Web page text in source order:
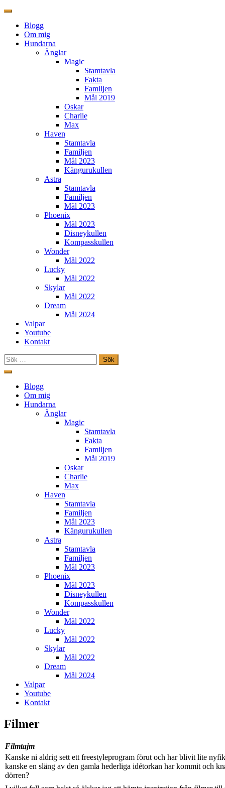
Blogg
Om mig
Hundarna
Änglar
Magic
Stamtavla
Fakta
Familjen
Mål 2019
Oskar
Charlie
Max
Haven
Stamtavla
Familjen
Mål 2023
Kängurukullen
Astra
Stamtavla
Familjen
Mål 2023
Phoenix
Mål 2023
Disneykullen
Kompasskullen
Wonder
Mål 2022
Lucky
Mål 2022
Skylar
Mål 2022
Dream
Mål 2024
Valpar
Youtube
Kontakt
Sök
efter:
Hoppa
innehåll
Freestylehundar.se
Blogg
Om mig
Hundarna
Änglar
Magic
Stamtavla
Fakta
Familjen
Mål 2019
Oskar
Charlie
Max
Haven
Stamtavla
Familjen
Mål 2023
Kängurukullen
Astra
Stamtavla
Familjen
Mål 2023
Phoenix
Mål 2023
Disneykullen
Kompasskullen
Wonder
Mål 2022
Lucky
Mål 2022
Skylar
Mål 2022
Dream
Mål 2024
Valpar
Youtube
Kontakt
Filmer
Filmtajm
Kanske ni aldrig sett ett freestyleprogram förut och har blivit lite
kanske en släng av den gamla hederliga idétorkan har kommit och
dörren?